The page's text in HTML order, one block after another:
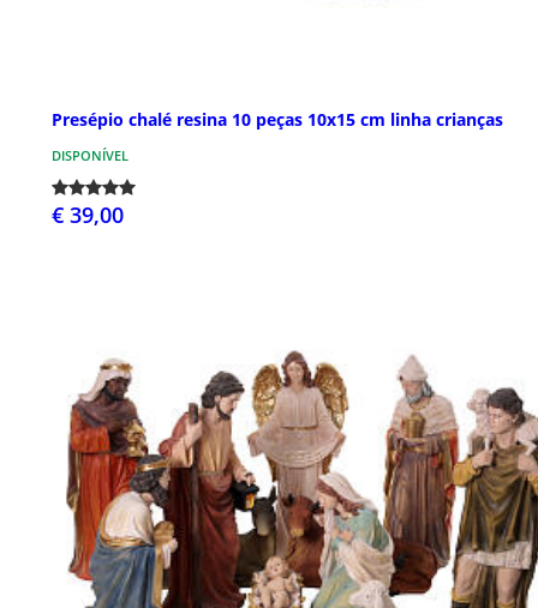
Presépio chalé resina 10 peças 10x15 cm linha crianças
DISPONÍVEL
€ 39,00